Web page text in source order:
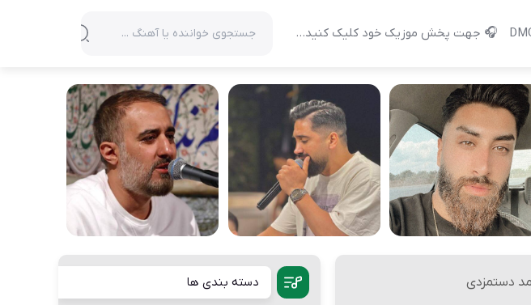
🎧 جهت پخش موزیک خود کلیک کنید…
دستمزدی دسته بندی ها